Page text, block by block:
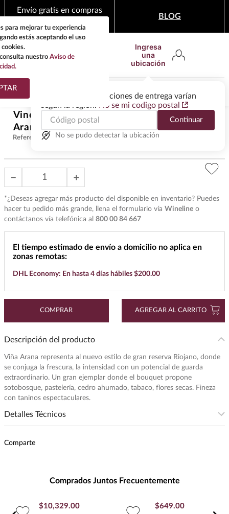
Envío gratis en compras
BLOG
Ingresa
una
ubicación
Las ofertas y las opciones de entrega varían
según la región. No se mi codigo postal
Continuar
No se pudo detectar la ubicación
¿Qué estas buscando?
Vino Tinto Gran Reserva Viña
Arana Magnum 1.5lt
$2899
Referencia:VET32972
＋
－
*¿Deseas agregar más producto del disponible en inventario? Puedes
hacer tu pedido más grande, llena el formulario vía Wineline o
contáctanos vía telefónica al 800 00 84 667
El tiempo estimado de envío a domicilio no aplica en
zonas remotas:
DHL Economy: En hasta 4 días hábiles $200.00
COMPRAR AGREGAR AL CARRITO
Descripción del producto
Viña Arana representa al nuevo estilo de gran reserva Riojano, donde
se conjuga la frescura, la intensidad con un potencial de guarda
extraordinario. Un gran ejemplar donde el bouquet propone
sotobosque, pastelería, cedro ahumado, tabaco, flores secas. Fineza
con taninos espectaculares.
Detalles Técnicos
Presentación
Grados de Alcohol
Uva TEMPRANILLO
Comparte
Comprados Juntos Frecuentemente
$10,329.00 $649.00
TÉRMINOS MÁS
BUSCADOS
1.
tequila
tequilas
5.
mezcal
7.
maestro dobel
8.
buchanans
don julio
10. black label
para mejorar tu experiencia
estás aceptando el uso
nuestro Aviso de